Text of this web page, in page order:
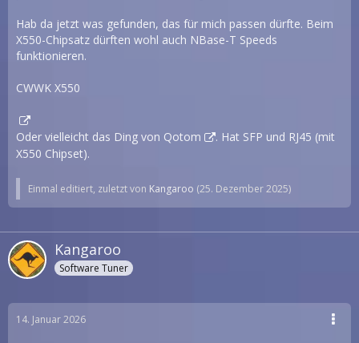
Hab da jetzt was gefunden, das für mich passen dürfte. Beim
X550-Chipsatz dürften wohl auch NBase-T Speeds
funktionieren.
CWWK X550
Oder vielleicht das Ding von Qotom
. Hat SFP und RJ45 (mit
X550 Chipset).
Einmal editiert, zuletzt von Kangaroo (25. Dezember 2025)
Kangaroo
Software Tuner
14. Januar 2026